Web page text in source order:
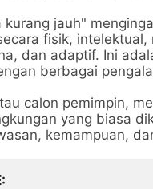
jauh"
fisik,
dan adaptif. Ini
berbagai
calon pemimpin,
yang biasa
kemampuan,